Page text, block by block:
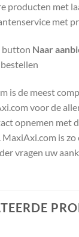
producten met
met
button Naar
is de meest
voor de
opnemen met
is
vragen uw